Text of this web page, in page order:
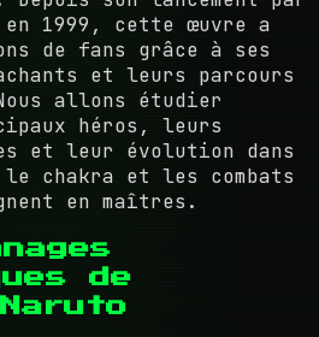
en 1999, cette œuvre a
de fans grâce à ses
et leurs parcours
allons étudier
héros, leurs
et leur évolution dans
le chakra et les combats
en maîtres.
de